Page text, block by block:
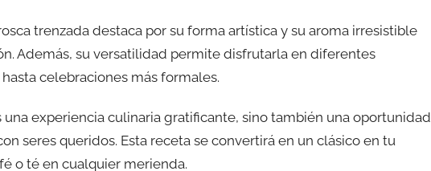
trenzada destaca por su forma artística y su aroma irresistible
Además, su versatilidad permite disfrutarla en diferentes
celebraciones más formales.
una experiencia culinaria gratificante, sino también una oportunidad
seres queridos. Esta receta se convertirá en un clásico en tu
o té en cualquier merienda.